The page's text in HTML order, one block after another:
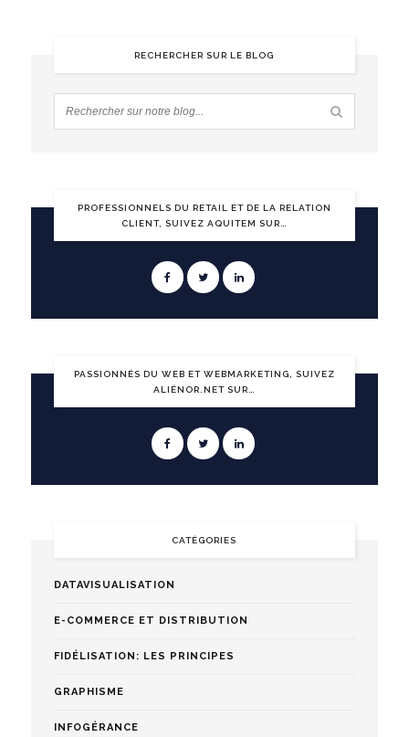
RECHERCHER SUR LE BLOG
PROFESSIONNELS DU RETAIL ET DE LA RELATION
CLIENT, SUIVEZ AQUITEM SUR…
PASSIONNÉS DU WEB ET WEBMARKETING, SUIVEZ
ALIÉNOR.NET SUR…
CATÉGORIES
DATAVISUALISATION
E-COMMERCE ET DISTRIBUTION
FIDÉLISATION: LES PRINCIPES
GRAPHISME
INFOGÉRANCE